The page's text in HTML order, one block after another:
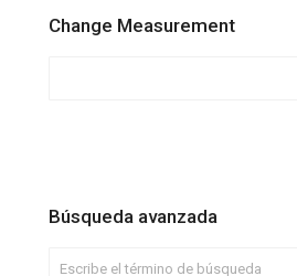
Change Measurement
Búsqueda avanzada